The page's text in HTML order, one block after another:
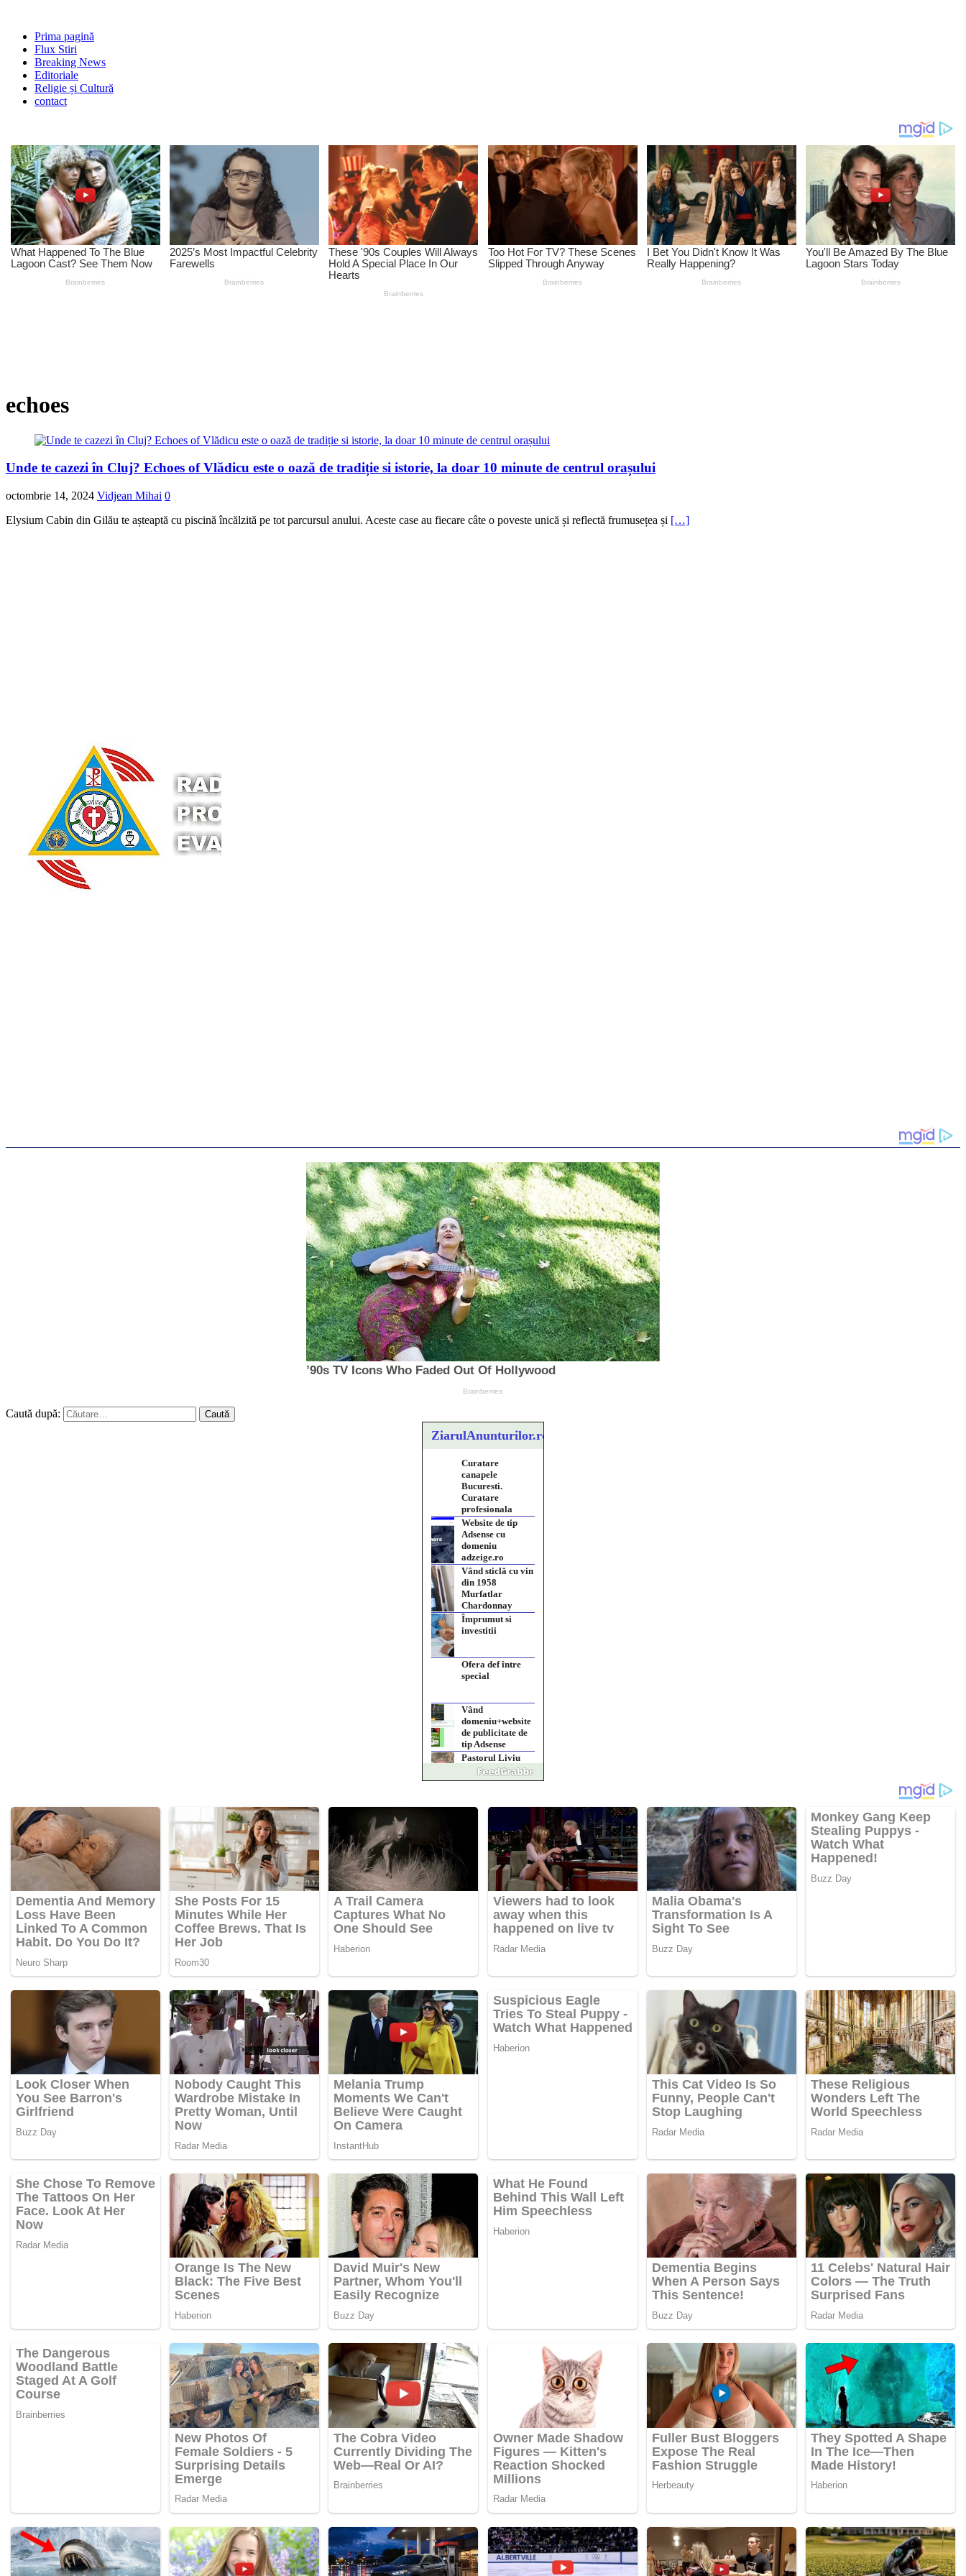
Prima pagină
Flux Stiri
Breaking News
Editoriale
Religie și Cultură
contact
echoes
Unde te cazezi în Cluj? Echoes of Vlădicu este o oază de tradiție si istorie, la doar 10 minute de centrul orașului
octombrie 14, 2024 Vidjean Mihai 0
Elysium Cabin din Gilău te așteaptă cu piscină încălzită pe tot parcursul anului. Aceste case au fiecare câte o poveste unică și reflectă frumusețea și […]
Caută după:
ZiarulAnunturilor.ro
Bucuresti.
Curatare
profesionala
Website de tip
Adsense cu
domeniu
adzeige.ro
Vând sticlă cu vin
din 1958
Murfatlar
Chardonnay
Împrumut si
investitii
Ofera def între
special
Vând
domeniu+website
de publicitate de
Pastorul Liviu
Radu a trecut la
Domnul
Anchetă
incendiară la
Gherla, polițist
România
Răcitor de apă CW5000
pentru freze cu laser fără
metale
Răcitor de apă
CW5000 pentru
freze cu laser fără
Cutit cositoare
Creez aplicatie
ANDROID pentru
siteul tau
Creez aplicatie
ANDROID pentru
siteul tau
multe ziare online
camere
pentru toate
tipurile de
împrumuturi și
obține bani